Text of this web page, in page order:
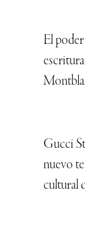
El
Gucci
nuevo
cultural